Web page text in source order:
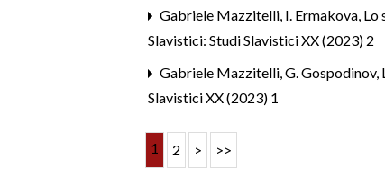
Gabriele Mazzitelli, I. Ermakova,
Slavistici: Studi Slavistici XX (2023) 2
Gabriele Mazzitelli,G. Gospodinov,
Slavistici XX (2023) 1
1 2 > >>